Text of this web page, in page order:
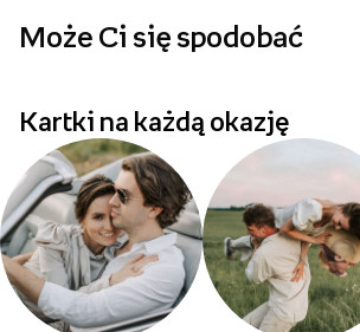
Może Ci się spodobać
Kartki na każdą okazję